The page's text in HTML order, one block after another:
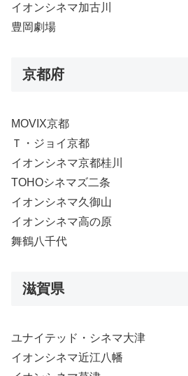
イオンシネマ加古川
豊岡劇場
京都府
MOVIX京都
Ｔ・ジョイ京都
イオンシネマ京都桂川
TOHOシネマズ二条
イオンシネマ久御山
イオンシネマ高の原
舞鶴八千代
滋賀県
ユナイテッド・シネマ大津
イオンシネマ近江八幡